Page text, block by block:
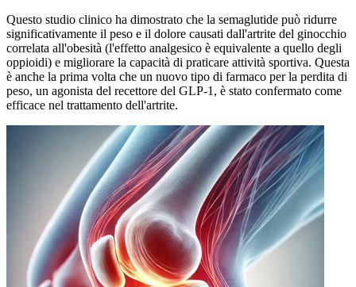
Questo studio clinico ha dimostrato che la semaglutide può ridurre
significativamente il peso e il dolore causati dall'artrite del ginocchio
correlata all'obesità (l'effetto analgesico è equivalente a quello degli
oppioidi) e migliorare la capacità di praticare attività sportiva. Questa
è anche la prima volta che un nuovo tipo di farmaco per la perdita di
peso, un agonista del recettore del GLP-1, è stato confermato come
efficace nel trattamento dell'artrite.